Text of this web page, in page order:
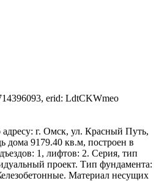
erid: LdtCKWmeo
г. Омск, ул. Красный Путь,
дома 9179.40 кв.м, построен в
1, лифтов: 2. Серия, тип
проект. Тип фундамента:
Материал несущих